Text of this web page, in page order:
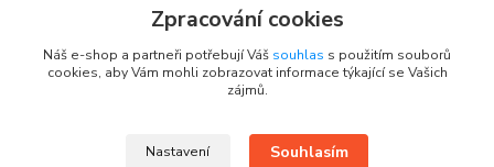
+420 725 613 837
info@rajklubicek.cz
Zpracování cookies
Náš e-shop a partneři potřebují Váš souhlas s použitím souborů
cookies, aby Vám mohli zobrazovat informace týkající se Vašich
zájmů.
Nastavení Souhlasím